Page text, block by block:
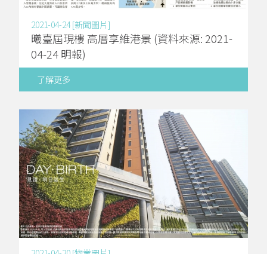
2021-04-24 [新聞圖片]
曦臺屆現樓 高層享維港景 (資料來源: 2021-
04-24 明報)
了解更多